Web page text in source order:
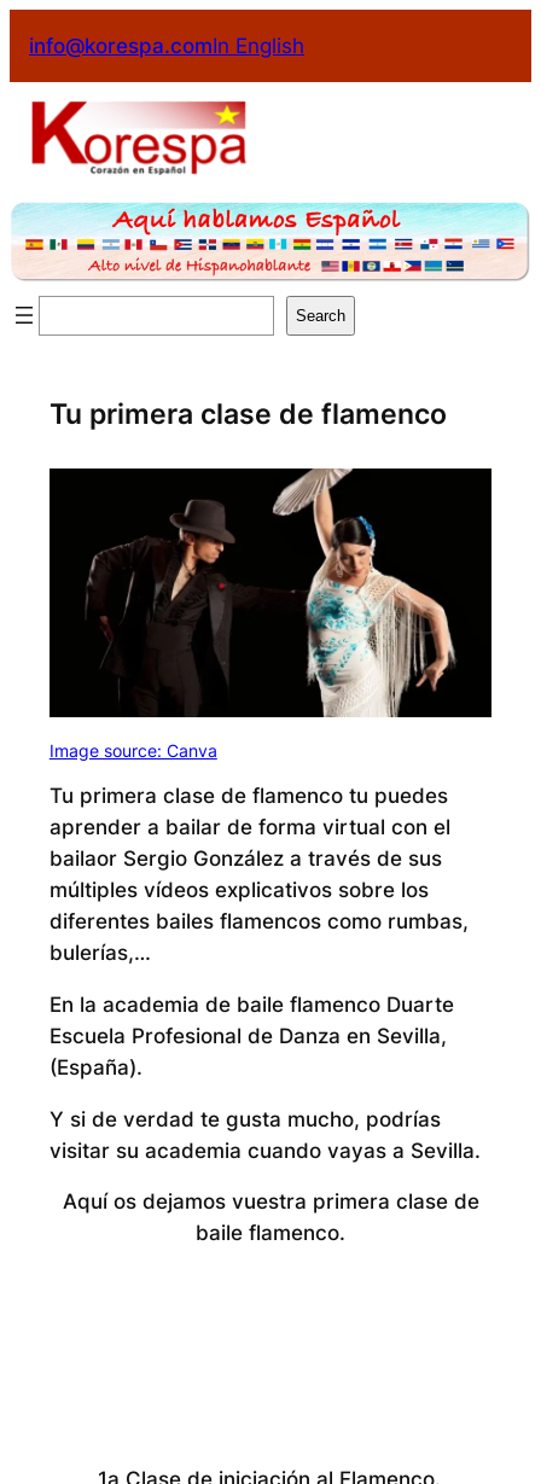
contenido
info@korespa.comIn English
Search
Tu primera clase de flamenco
Image source: Canva
Tu primera clase de flamenco tu puedes
aprender a bailar de forma virtual con el
bailaor Sergio González a través de sus
múltiples vídeos explicativos sobre los
diferentes bailes flamencos como rumbas,
bulerías,…
En la academia de baile flamenco Duarte
Escuela Profesional de Danza en Sevilla,
(España).
Y si de verdad te gusta mucho, podrías
visitar su academia cuando vayas a Sevilla.
Aquí os dejamos vuestra primera clase de
baile flamenco.